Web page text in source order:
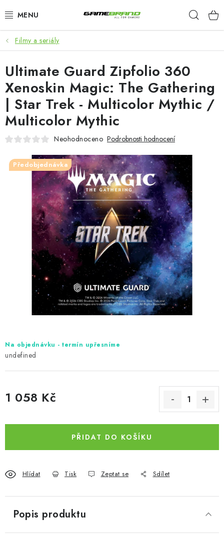
na
KATEGORIE
FILMY A SERIÁLY
HRY
ZNAČKY
VÝPRODEJ
O nás Doprava a platba Kontakt
Filmy a seriály
Na objednávku - termín upřesníme
undefined
1 058 Kč
PŘIDAT DO KOŠÍKU
Tisk Zeptat se
Hlídat Sdílet
Ultimate Guard Zipfolio 360
Xenoskin Magic: The Gathering
| Star Trek - Multicolor Mythic /
Multicolor Mythic
Neohodnoceno Podrobnosti hodnocení
Předobjednávka
Popis produktu